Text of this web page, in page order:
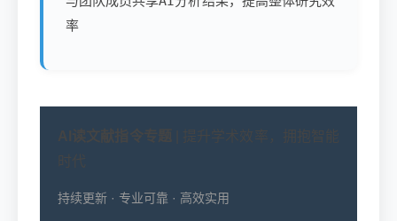
率
AI读文献指令专题 | 提升学术效率，拥抱智能
时代
持续更新 · 专业可靠 · 高效实用